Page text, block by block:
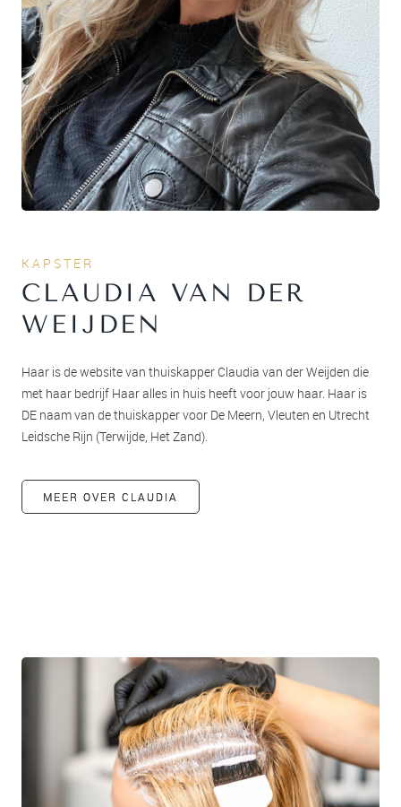
KAPSTER
CLAUDIA VAN DER
WEIJDEN
Haar is de website van thuiskapper Claudia van der Weijden die
met haar bedrijf Haar alles in huis heeft voor jouw haar. Haar is
DE naam van de thuiskapper voor De Meern, Vleuten en Utrecht
Leidsche Rijn (Terwijde, Het Zand).
MEER OVER CLAUDIA